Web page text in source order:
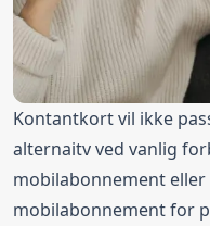
Kontantkort vil ikke
alternaitv ved vanlig
mobilabonnement
mobilabonnement for